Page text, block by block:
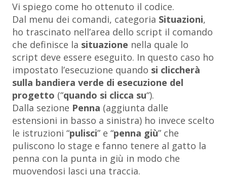
Vi spiego come ho ottenuto il codice.
Dal menu dei comandi, categoria Situazioni,
ho trascinato nell’area dello script il comando
che definisce la situazione nella quale lo
script deve essere eseguito. In questo caso ho
impostato l’esecuzione quando si cliccherà
sulla bandiera verde di esecuzione del
progetto (“quando si clicca su“).
Dalla sezione Penna (aggiunta dalle
estensioni in basso a sinistra) ho invece scelto
le istruzioni “pulisci” e “penna giù” che
puliscono lo stage e fanno tenere al gatto la
penna con la punta in giù in modo che
muovendosi lasci una traccia.